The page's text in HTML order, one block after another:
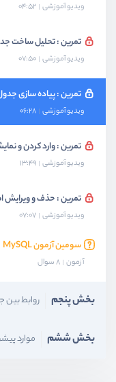
ویدیو آموزشی 04:52
تمرین : تحلیل ساخت
ویدیو آموزشی 07:50
تمرین : پیاده سازی
ویدیو آموزشی 06:28
تمرین : وارد کردن و
ویدیو آموزشی 13:49
تمرین : حذف و ویرایش
ویدیو آموزشی 07:07
سومین آزمون MySQL
آزمون 8 سوال
بخش پنجم روابط بین
بخش ششم موارد